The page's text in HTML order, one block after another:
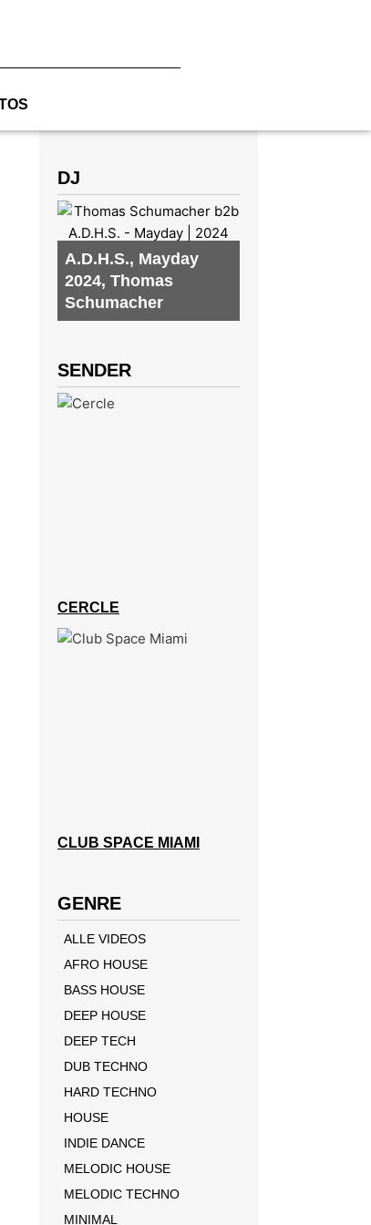
DJ
A.D.H.S., Mayday
2024, Thomas
Schumacher
SENDER
CERCLE
CLUB SPACE MIAMI
GENRE
ALLE VIDEOS
AFRO HOUSE
BASS HOUSE
DEEP HOUSE
DEEP TECH
DUB TECHNO
HARD TECHNO
HOUSE
INDIE DANCE
MELODIC HOUSE
MELODIC TECHNO
MINIMAL